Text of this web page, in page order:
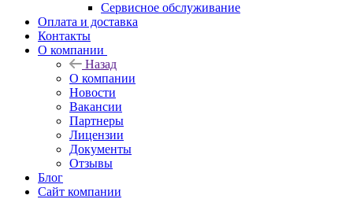
Сервисное обслуживание
Оплата и доставка
Контакты
О компании
Назад
О компании
Новости
Вакансии
Партнеры
Лицензии
Документы
Отзывы
Блог
Сайт компании